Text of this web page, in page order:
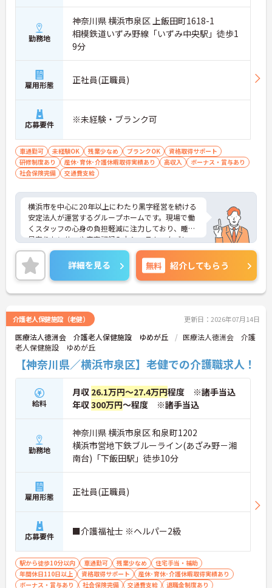
勤務地
神奈川県 横浜市泉区 上飯田町1618-1
相模鉄道いずみ野線「いずみ中央駅」徒歩1
9分
雇用形態 正社員(正職員)
応募要件 ※未経験・ブランク可
車通勤可 未経験OK 残業少なめ ブランクOK
資格取得サポート
研修制度あり
産休･育休･介護休暇取得実績あり 高収入
ボーナス・賞与あり
社会保険完備
交通費支給
横浜市を中心に20年以上にわたり黒字経営を続ける
安定法人が運営するグループホームです。現場で働
くスタッフの心身の負担軽減に注力しており、睡眠
見守りセンサーや音声記録入力システム、タブレッ
トでの記録ソフトなど最新の介護DXを積極的に導入
しています。これにより夜間の見守りや事務作業の
負担を大幅に削減し、ご入居者様とじっくり向き合
えるゆとりある労働環境を実現しています。介護福
祉士の方は月収31.8万円という高水準の給与体系が
く、プライベートとの両立もしやすいです。さら
に、独自のマネジメント研修や医療的ケアの研修な
ど、働きながら着実に専門性を高められる教育体制
も万全に整っています。生活基盤をしっかりと安定
させながら、介護福祉士として長期的なキャリアア
ップを描いていける環境です。
★おすすめPOINT★
【最新のICT設備による業務効率化で心身の負担を軽
スタッフの業務負荷を減らしています
・夜間の巡視負担や記録業務の時間が短縮され余裕
を持ったケアの実践が期待できます
【充実した社内研修や資格取得支援を活用して介護
福祉士からのキャリアアップを描けます】
・喀痰吸引などの医療的ケアやマネジメント研修を
受講できる専門の教育体制が整っています
・日々の業務と両立しながらスキルを高められ将来
的な役割拡大やリーダー職への挑戦を目指せます
【残業の少なさと柔軟な支援制度で介護福祉士とし
て長く働き続けられます】
・残業は月平均10時間程度に抑えられておりワーク
詳細を見る 無料 紹介してもらう
介護老人保健施設（老健） 更新日：2026年07月14日
医療法人徳洲会 介護老人保健施設 ゆめが丘
医療法人徳洲会 介護
老人保健施設 ゆめが丘
【神奈川県／横浜市泉区】老健での介護職求人！
給料
月収 26.1万円～27.4万円程度 ※諸手当込
年収300万円～程度 ※諸手当込
勤務地
神奈川県 横浜市泉区 和泉町1202
横浜市営地下鉄ブルーライン(あざみ野－湘
南台)「下飯田駅」徒歩10分
雇用形態 正社員(正職員)
応募要件 ■介護福祉士 ※ヘルパー2級
駅から徒歩10分以内 車通勤可 残業少なめ
住宅手当・補助
年間休日110日以上
資格取得サポート
産休･育休･介護休暇取得実績あり
ボーナス・賞与あり
社会保険完備 交通費支給 退職金制度あり